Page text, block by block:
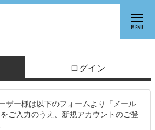
MENU
ログイン
ザー様は以下のフォームより「メール
ご入力のうえ、新規アカウントのご登